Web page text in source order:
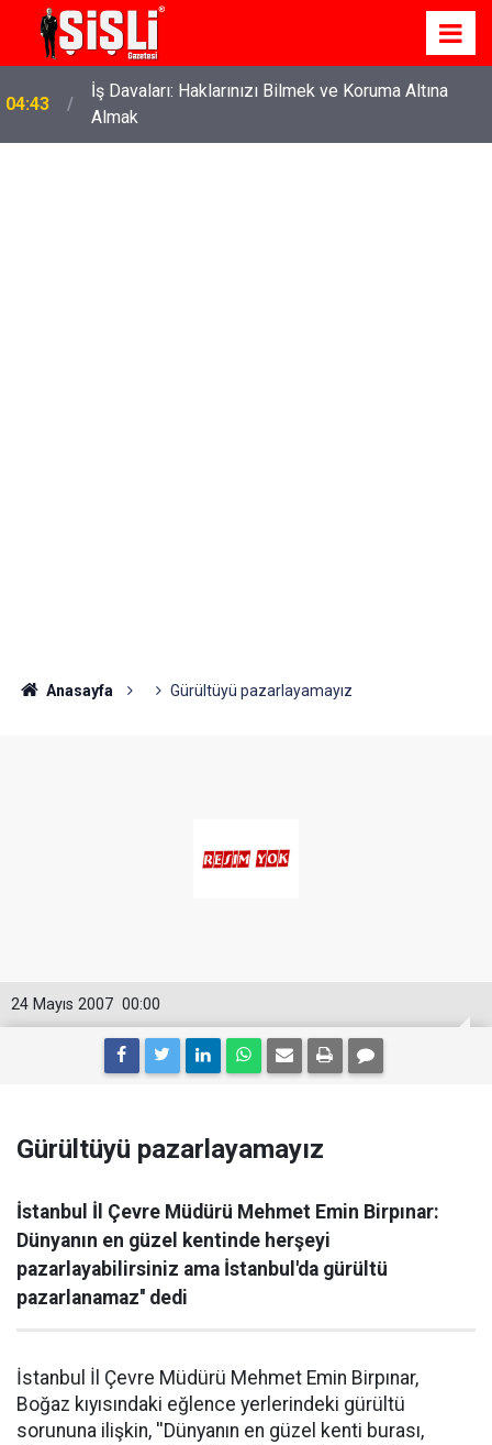
04:43
İş Davaları: Haklarınızı Bilmek ve Koruma Altına
Almak
Anasayfa Gürültüyü pazarlayamayız
00:00
24 Mayıs 2007
Gürültüyü pazarlayamayız
İstanbul İl Çevre Müdürü Mehmet Emin Birpınar:
Dünyanın en güzel kentinde herşeyi
pazarlayabilirsiniz ama İstanbul'da gürültü
pazarlanamaz'' dedi
İstanbul İl Çevre Müdürü Mehmet Emin Birpınar,
Boğaz kıyısındaki eğlence yerlerindeki gürültü
sorununa ilişkin, ''Dünyanın en güzel kenti burası,